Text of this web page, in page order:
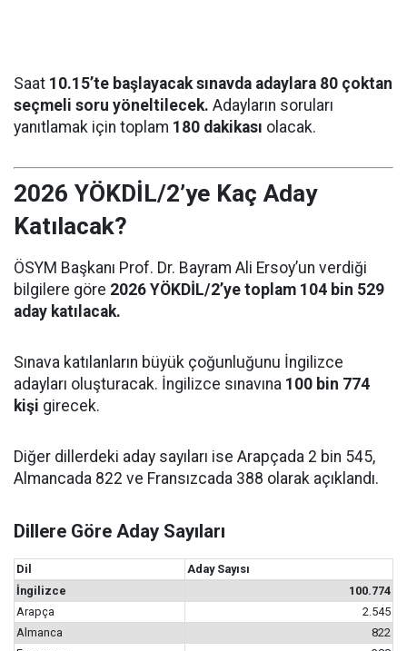
Saat 10.15’te başlayacak sınavda adaylara 80 çoktan
seçmeli soru yöneltilecek. Adayların soruları
yanıtlamak için toplam 180 dakikası olacak.
2026 YÖKDİL/2’ye Kaç Aday
Katılacak?
ÖSYM Başkanı Prof. Dr. Bayram Ali Ersoy’un verdiği
bilgilere göre 2026 YÖKDİL/2’ye toplam 104 bin 529
aday katılacak.
Sınava katılanların büyük çoğunluğunu İngilizce
adayları oluşturacak. İngilizce sınavına 100 bin 774
kişi girecek.
Diğer dillerdeki aday sayıları ise Arapçada 2 bin 545,
Almancada 822 ve Fransızcada 388 olarak açıklandı.
Dillere Göre Aday Sayıları
Dil
Aday Sayısı
İngilizce
100.774
Arapça
2.545
Almanca
822